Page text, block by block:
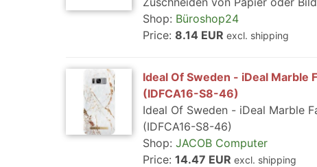
Shop: Büroshop24
Price: 8.14 EUR excl. shipping
Ideal Of Sweden - iDeal Marble
(IDFCA16-S8-46)
Ideal Of Sweden - iDeal Marble
(IDFCA16-S8-46)
Shop: JACOB Computer
Price: 14.47 EUR excl. shipping